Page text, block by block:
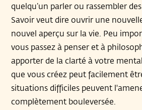
quelqu’un parler ou rassembler
Savoir veut dire ouvrir une
nouvel aperçu sur la vie. Peu
vous passez à penser et à
apporter de la clarté à votre
que vous créez peut facilement
situations difficiles peuvent
complètement bouleversée.